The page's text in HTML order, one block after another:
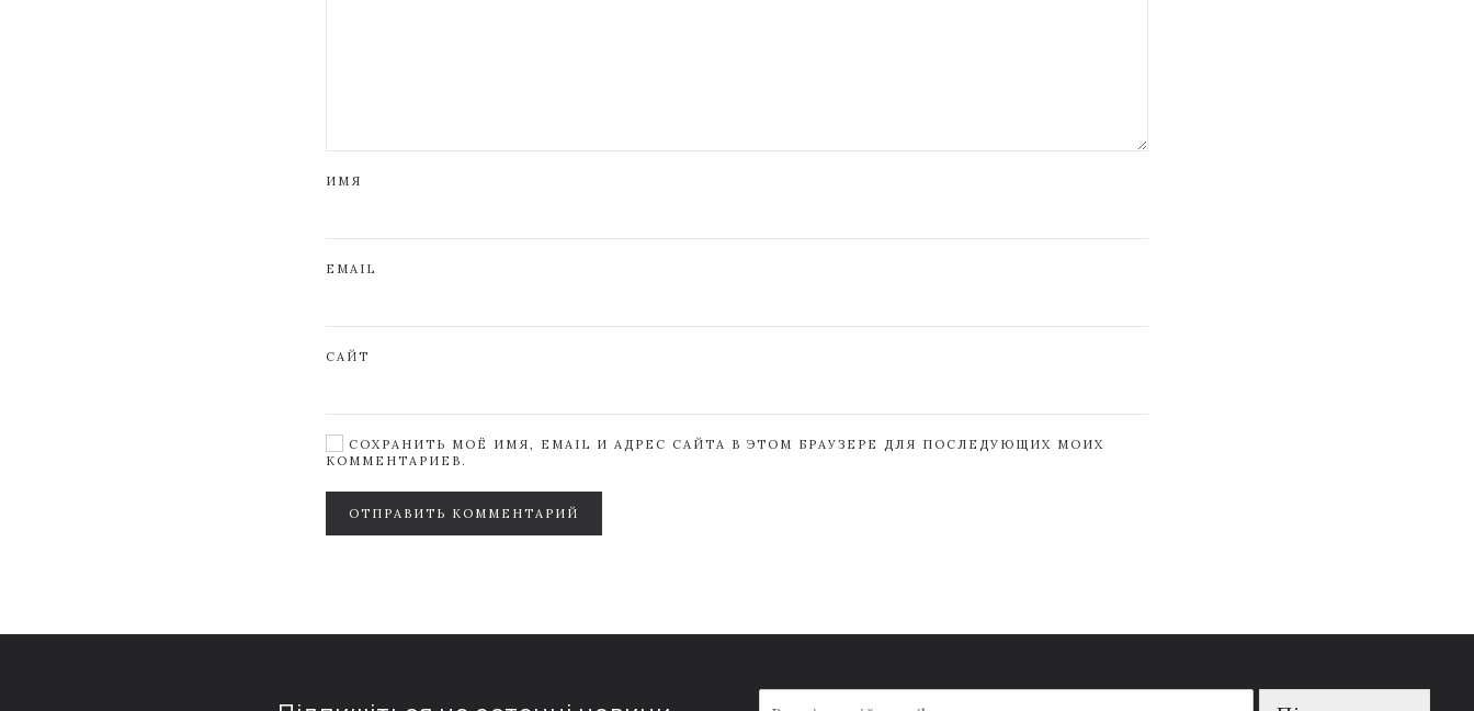
ИМЯ
EMAIL
САЙТ
СОХРАНИТЬ МОЁ ИМЯ, EMAIL И АДРЕС САЙТА В ЭТОМ БРАУЗЕРЕ ДЛЯ ПОСЛЕДУЮЩИХ МОИХ
КОММЕНТАРИЕВ.
ОТПРАВИТЬ КОММЕНТАРИЙ